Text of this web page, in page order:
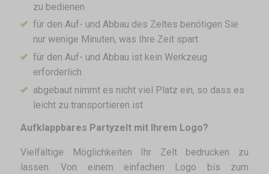
zu bedienen
für den Auf- und Abbau des Zeltes benötigen Sie
nur wenige Minuten, was Ihre Zeit spart
für den Auf- und Abbau ist kein Werkzeug
erforderlich
abgebaut nimmt es nicht viel Platz ein, so dass es
leicht zu transportieren ist
Aufklappbares Partyzelt mit Ihrem Logo?
Vielfältige Möglichkeiten Ihr Zelt bedrucken zu
lassen. Von einem einfachen Logo bis zum